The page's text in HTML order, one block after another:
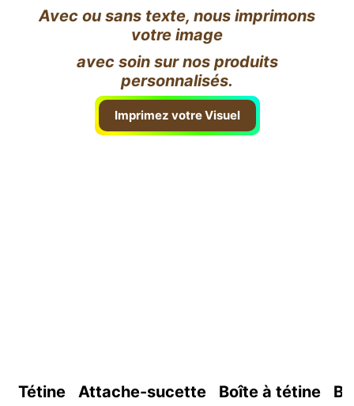
Avec ou sans texte, nous imprimons
votre image
avec soin sur nos produits
personnalisés.
Imprimez votre Visuel
Tétine Attache-sucette Boîte à tétine